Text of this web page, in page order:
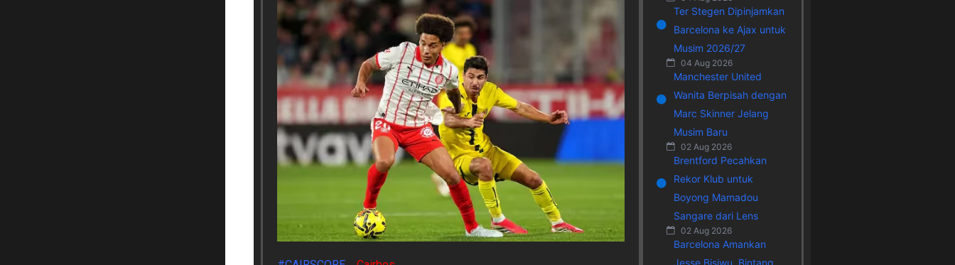
Ter Stegen Dipinjamkan
Barcelona ke Ajax untuk
Musim 2026/27
04 Aug 2026
Manchester United
Wanita Berpisah dengan
Marc Skinner Jelang
Musim Baru
02 Aug 2026
Brentford Pecahkan
Rekor Klub untuk
Boyong Mamadou
Sangare dari Lens
02 Aug 2026
Barcelona Amankan
Jesse Bisiwu, Bintang